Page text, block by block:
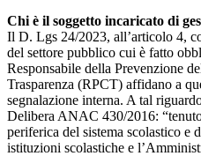
Chi è il soggetto incaricato di
Il D. Lgs 24/2023, all’articolo 4,
del settore pubblico cui è fatto
Responsabile della Prevenzione
Trasparenza (RPCT) affidano a
segnalazione interna. A tal
Delibera ANAC 430/2016:
periferica del sistema scolastico e
istituzioni scolastiche e